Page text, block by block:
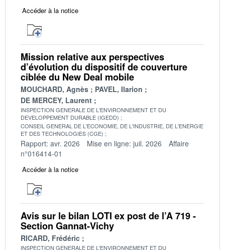
Accéder à la notice
Mission relative aux perspectives
d’évolution du dispositif de couverture
ciblée du New Deal mobile
MOUCHARD, Agnès
PAVEL, Ilarion
DE MERCEY, Laurent
INSPECTION GENERALE DE L'ENVIRONNEMENT ET DU
DEVELOPPEMENT DURABLE (IGEDD)
CONSEIL GENERAL DE L'ECONOMIE, DE L'INDUSTRIE, DE L'ENERGIE
ET DES TECHNOLOGIES (CGE)
Rapport: avr. 2026 Mise en ligne: juil. 2026
Affaire
n°016414-01
Accéder à la notice
Avis sur le bilan LOTI ex post de l’A 719 -
Section Gannat-Vichy
RICARD, Frédéric
INSPECTION GENERALE DE L'ENVIRONNEMENT ET DU